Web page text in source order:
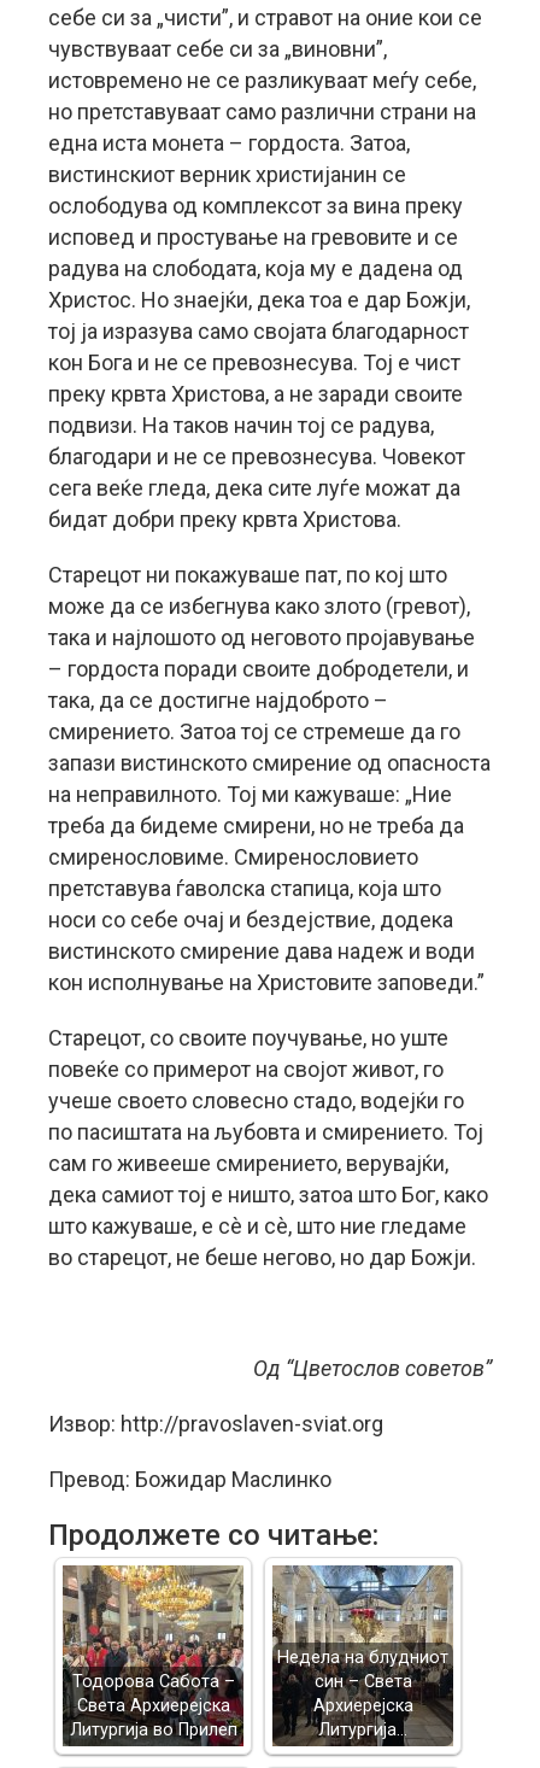
себе си за „чисти”, и стравот на оние кои се
чувствуваат себе си за „виновни”,
истовремено не се разликуваат меѓу себе,
но претставуваат само различни страни на
една иста монета – гордоста. Затоа,
вистинскиот верник христијанин се
ослободува од комплексот за вина преку
исповед и простување на гревовите и се
радува на слободата, која му е дадена од
Христос. Но знаејќи, дека тоа е дар Божји,
тој ја изразува само својата благодарност
кон Бога и не се превознесува. Тој е чист
преку крвта Христова, а не заради своите
подвизи. На таков начин тој се радува,
благодари и не се превознесува. Човекот
сега веќе гледа, дека сите луѓе можат да
бидат добри преку крвта Христова.
Старецот ни покажуваше пат, по кој што
може да се избегнува како злото (гревот),
така и најлошото од неговото пројавување
– гордоста поради своите добродетели, и
така, да се достигне најдоброто –
смирението. Затоа тој се стремеше да го
запази вистинското смирение од опасноста
на неправилното. Тој ми кажуваше: „Ние
треба да бидеме смирени, но не треба да
смиренословиме. Смиренословието
претставува ѓаволска стапица, која што
носи со себе очај и бездејствие, додека
вистинското смирение дава надеж и води
кон исполнување на Христовите заповеди.”
Старецот, со своите поучување, но уште
повеќе со примерот на својот живот, го
учеше своето словесно стадо, водејќи го
по пасиштата на љубовта и смирението. Тој
сам го живееше смирението, верувајќи,
дека самиот тој е ништо, затоа што Бог, како
што кажуваше, е сè и сè, што ние гледаме
во старецот, не беше негово, но дар Божји.
Од “Цветослов советов”
Извор: http://pravoslaven-sviat.org
Превод: Божидар Маслинко
Продолжете со читање:
Тодорова Сабота –
Света Архиерејска
Литургија во Прилеп
Недела на блудниот
син – Света
Архиерејска
Литургија…